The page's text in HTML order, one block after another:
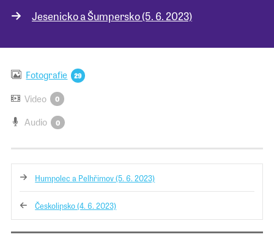
Příběhy našich sousedů
Jesenicko a Šumpersko (5. 6. 2023)
Fotografie 29
Video 0
Audio 0
Humpolec a Pelhřimov (5. 6. 2023)
Českolipsko (4. 6. 2023)